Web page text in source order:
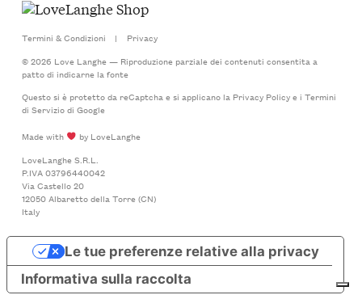
Termini & Condizioni |
Privacy
© 2026 Love Langhe — Riproduzione parziale dei contenuti consentita a
patto di indicarne la fonte
Questo si è protetto da reCaptcha e si applicano la Privacy Policye i Termini
di Serviziodi Google
Made with
by LoveLanghe
LoveLanghe S.R.L.
P.IVA 03796440042
Via Castello 20
12050 Albaretto della Torre (CN)
Italy
Informativa sulla raccolta
Le tue preferenze relative alla privacy